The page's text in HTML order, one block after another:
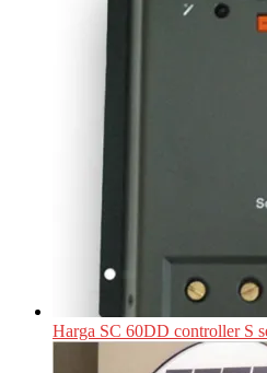
Harga SC 60DD controller S